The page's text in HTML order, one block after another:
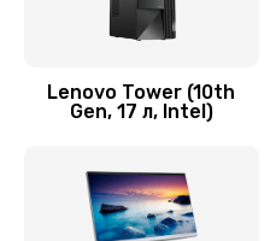
Замена
Lenovo Tower (10th
Gen, 17 л, Intel)